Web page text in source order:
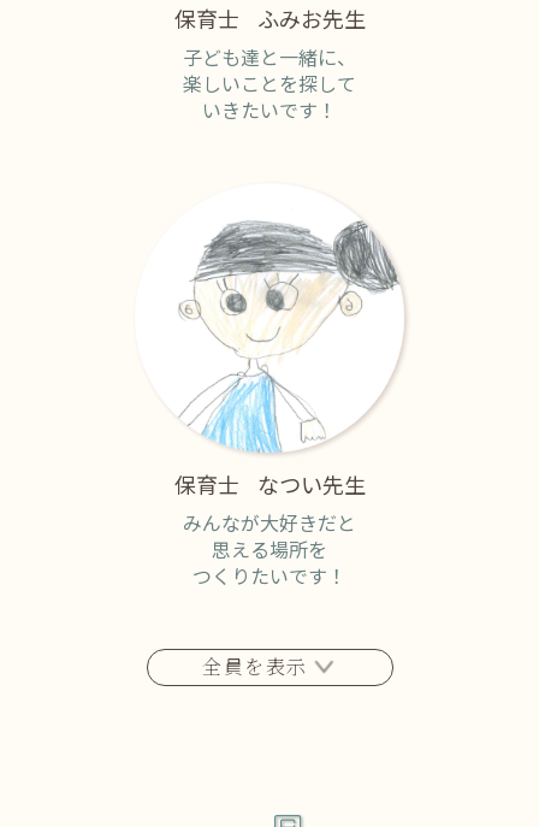
保育士 ふみお先生
子ども達と一緒に、
楽しいことを探して
いきたいです！
保育士 なつい先生
みんなが大好きだと
思える場所を
つくりたいです！
全員を表示